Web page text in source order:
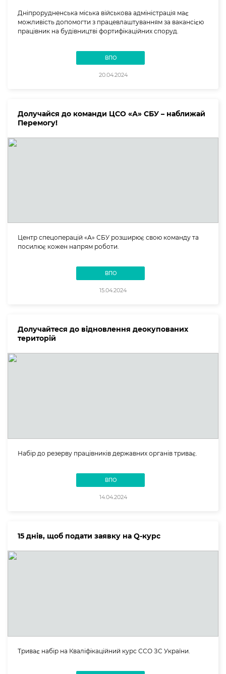
Дніпрорудненська міська військова адміністрація має
можливість допомогти з працевлаштуванням за вакансією
працівник на будівництві фортифікаційних споруд.
ВПО
20.04.2024
Долучайся до команди ЦСО «А» СБУ – наближай
Перемогу!
Центр спецоперацій «А» СБУ розширює свою команду та
посилює кожен напрям роботи.
ВПО
15.04.2024
Долучайтеся до відновлення деокупованих
територій
Набір до резерву працівників державних органів триває.
ВПО
14.04.2024
15 днів, щоб подати заявку на Q-курс
Триває набір на Кваліфікаційний курс ССО ЗС України.